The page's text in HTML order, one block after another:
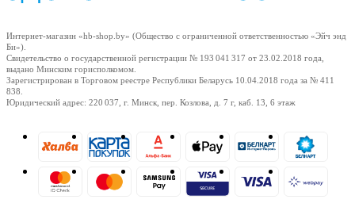
Интернет-магазин «hb-shop.by» (Общество с ограниченной ответственностью «Эйч энд
Би»).
Свидетельство о государственной регистрации № 193 041 317 от 23.02.2018 года,
выдано Минским горисполкомом.
Зарегистрирован в Торговом реестре Республики Беларусь 10.04.2018 года за № 411
838.
Юридический адрес: 220 037, г. Минск, пер. Козлова, д. 7 г, каб. 13, 6 этаж